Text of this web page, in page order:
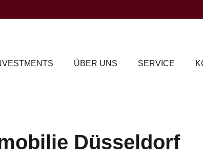
ÜBER UNS SERVICE
Düsseldorf